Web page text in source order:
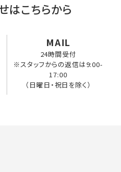
はこちらから
MAIL
24時間受付
※スタッフからの返信は9:00-
17:00
（日曜日・祝日を除く）